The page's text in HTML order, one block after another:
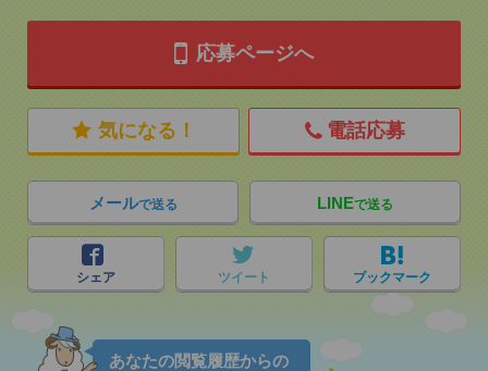
応募ページへ
気になる！ 電話応募
メールで送る LINEで送る
シェア ツイート ブックマーク
あなたの閲覧履歴からの